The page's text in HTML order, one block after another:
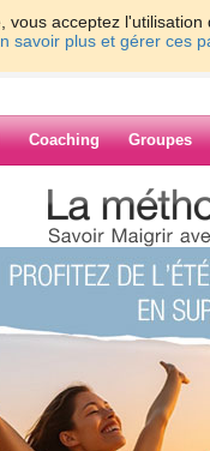
vous acceptez
savoir plus et gérer ces
Coaching Groupes
> > Finie la
de
la